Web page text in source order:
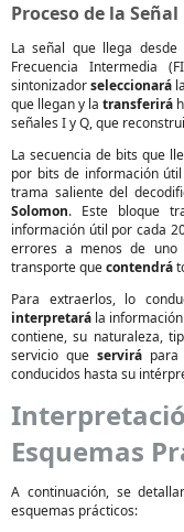
Proceso de la
La señal que llega
Frecuencia Intermedia
sintonizadorseleccionará
que llegan y latransferirá
señales I y Q, que
La secuencia de bits que
por bits de información
trama saliente del
Solomon. Este bloque
información útil por cada
errores a menos de
transporte quecontendrá
Para extraerlos, lo
interpretará la
contiene, su naturaleza,
servicio que servirápara
conducidos hasta su
Esquemas
A continuación, se
esquemas prácticos: